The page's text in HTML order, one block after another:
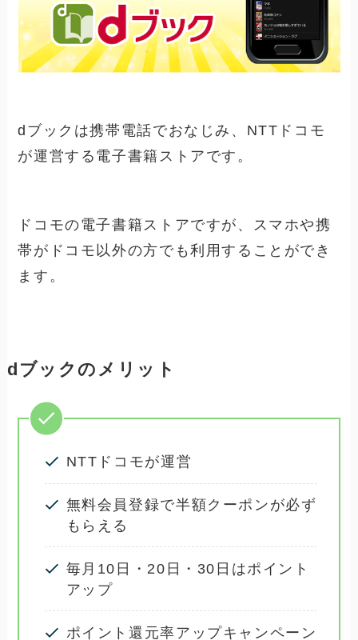
dブックは携帯電話でおなじみ、NTTドコモ
が運営する電子書籍ストアです。
ドコモの電子書籍ストアですが、スマホや携
帯がドコモ以外の方でも利用することができ
ます。
dブックのメリット
NTTドコモが運営
無料会員登録で半額クーポンが必ず
もらえる
毎月10日・20日・30日はポイント
アップ
ポイント還元率アップキャンペーン